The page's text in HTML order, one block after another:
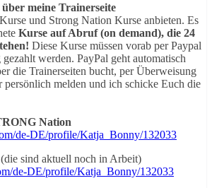
meine Trainerseite
und Strong Nation Kurse anbieten. Es
Kurse auf Abruf (on demand), die 24
Diese Kurse müssen vorab per Paypal
werden. PayPal geht automatisch
die Trainerseiten bucht, per Überweisung
persönlich melden und ich schicke Euch die
Nation
de-DE/profile/Katja_Bonny/132033
(die sind aktuell noch in Arbeit)
de-DE/profile/Katja_Bonny/132033